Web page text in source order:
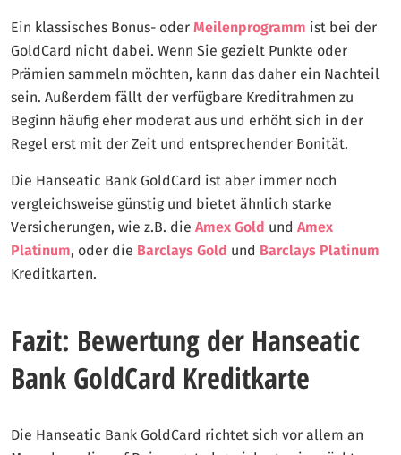
Ein klassisches Bonus- oder Meilenprogramm ist bei der
GoldCard nicht dabei. Wenn Sie gezielt Punkte oder
Prämien sammeln möchten, kann das daher ein Nachteil
sein. Außerdem fällt der verfügbare Kreditrahmen zu
Beginn häufig eher moderat aus und erhöht sich in der
Regel erst mit der Zeit und entsprechender Bonität.
Die Hanseatic Bank GoldCard ist aber immer noch
vergleichsweise günstig und bietet ähnlich starke
Versicherungen, wie z.B. die Amex Gold und Amex
Platinum, oder die Barclays Gold und Barclays Platinum
Kreditkarten.
Fazit: Bewertung der Hanseatic
Bank GoldCard Kreditkarte
Die Hanseatic Bank GoldCard richtet sich vor allem an